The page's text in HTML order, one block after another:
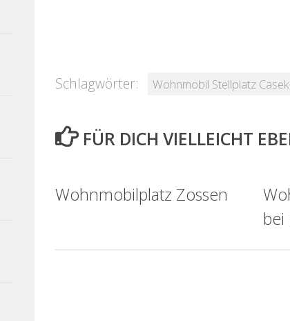
Schlagwörter: Wohnmobil Stellplatz
FÜR DICH VIELLEICHT
Wohnmobilplatz Zossen
bei